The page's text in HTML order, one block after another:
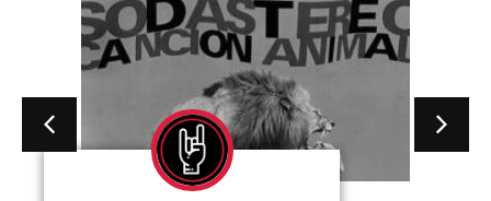
07 de agosto de 1964. Se publica
en Estados Unidos, el single «I